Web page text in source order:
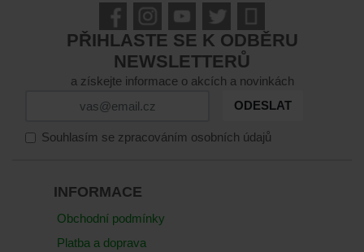
PŘIHLASTE SE K ODBĚRU
NEWSLETTERŮ
a získejte informace o akcích a novinkách
ODESLAT
Souhlasím se zpracováním osobních údajů
INFORMACE
Obchodní podmínky
Platba a doprava